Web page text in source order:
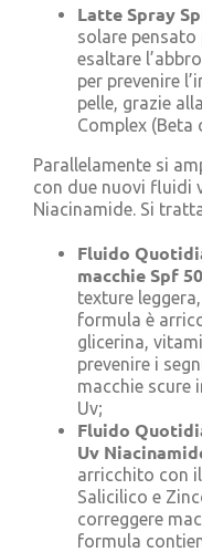
Latte Spray
solare pensato
esaltare
per prevenire
pelle, grazie
Complex (Beta
Parallelamente si
con due nuovi fluidi
Niacinamide. Si
Fluido
macchie Spf
texture
formula è
glicerina,
prevenire i
macchie scure
Uv;
Fluido
Uv
arricchito con
Salicilico e
correggere
formula